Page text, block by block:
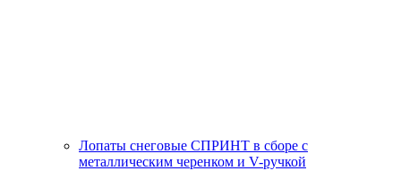
Лопаты снеговые СПРИНТ в сборе с
металлическим черенком и V-ручкой